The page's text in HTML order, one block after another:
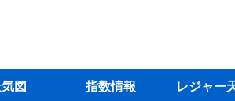
図 指数情報 レジャー